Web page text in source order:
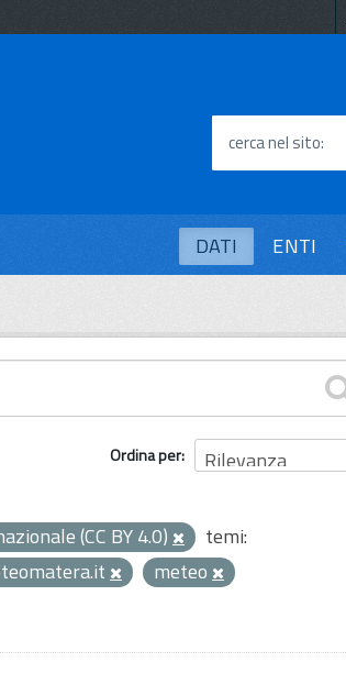
cerca nel sito
DATI ENTI
Ordina per
(CC BY 4.0)
temi:
meteo